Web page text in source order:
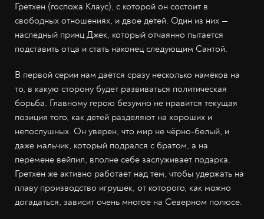
Гретхен (госпожа Клаус), с которой он состоит в
свободных отношениях, и двое детей. Один из них —
наследный принц Джек, который отчаянно пытается
подставить отца и стать наконец следующим Сантой.
В первой серии нам даётся сразу несколько намёков на
то, в какую сторону будет развиваться политическая
борьба. Главному герою безумно не нравится текущая
позиция того, как детей разделяют на хороших и
непослушных. Он уверен, что мир не чёрно-белый, и
даже мальчик, который подрался с братом, а на
перемене вейпил, вполне себе заслуживает подарка.
Гретхен же активно работает над тем, чтобы удержать на
плаву производство игрушек, от которого, как можно
догадаться, зависит очень многое на Северном полюсе.